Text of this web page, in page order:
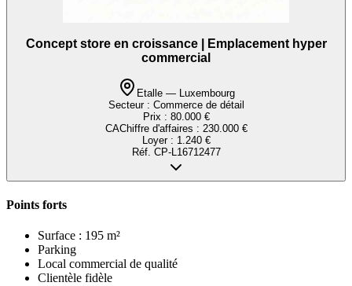
Concept store en croissance | Emplacement hyper
commercial
Etalle — Luxembourg
Secteur : Commerce de détail
Prix : 80.000 €
CAChiffre d'affaires : 230.000 €
Loyer : 1.240 €
Réf. CP-L16712477
Points forts
Surface : 195 m²
Parking
Local commercial de qualité
Clientèle fidèle